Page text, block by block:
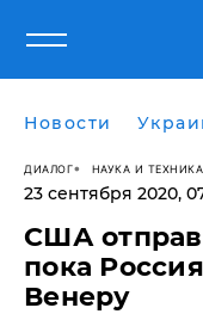
Новости
ДИАЛОГ НАУКА И ТЕХНИКА
23 сентября 2020,
США
пока
Венеру